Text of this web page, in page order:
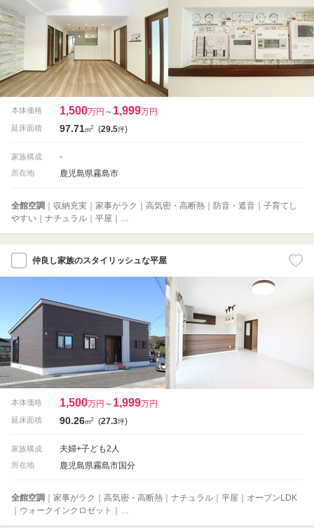
本体価格 1,500万円 ～ 1,999万円
延床面積 97.71m2 (29.5坪)
家族構成 -
所在地 鹿児島県霧島市
全館空調 ｜収納充実｜家事がラク｜高気密・高断熱｜防音・遮音｜子育てし
やすい｜ナチュラル｜平屋｜…
仲良し家族のスタイリッシュな平屋
本体価格 1,500万円 ～ 1,999万円
延床面積 90.26m2 (27.3坪)
家族構成 夫婦+子ども2人
所在地 鹿児島県霧島市国分
全館空調 ｜家事がラク｜高気密・高断熱｜ナチュラル｜平屋｜オープンLDK
｜ウォークインクロゼット｜…